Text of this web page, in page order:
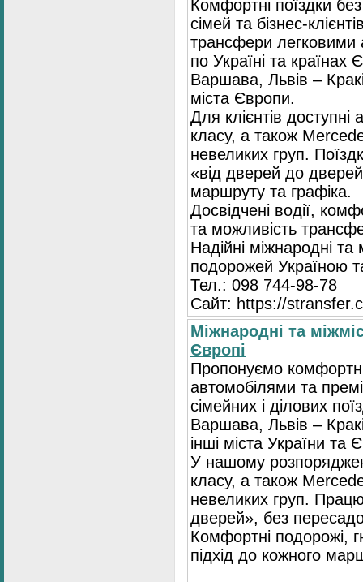
Комфортні поїздки
сімей та бізнес-
трансфери легковими
по Україні та
Варшава, Львів –
міста Європи.
Для клієнтів
класу, а також
невеликих груп.
«від дверей до
маршруту та графіка.
Досвідчені водії,
та можливість
Надійні міжнародні
подорожей Україною
Тел.: 098 744-98-78
Сайт: https://
Міжнародні та
Європі
Пропонуємо
автомобілями та
сімейних і ділових
Варшава, Львів –
інші міста України та
У нашому
класу, а також
невеликих груп.
дверей», без
Комфортні подорожі,
підхід до кожного